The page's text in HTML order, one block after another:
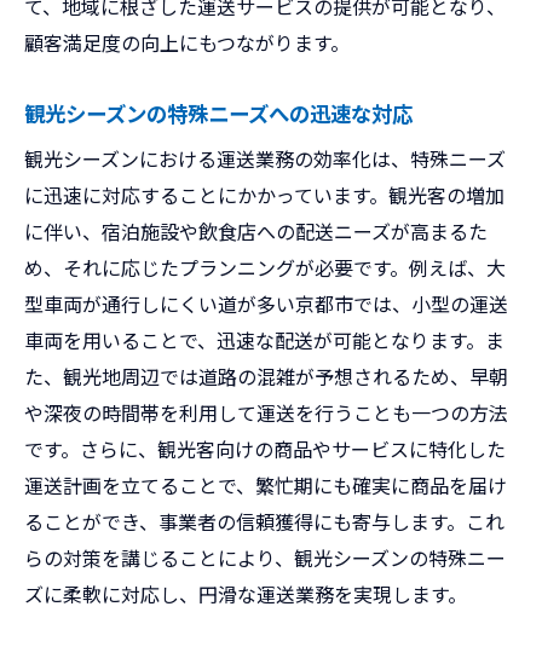
て、地域に根ざした運送サービスの提供が可能となり、
顧客満足度の向上にもつながります。
観光シーズンの特殊ニーズへの迅速な対応
観光シーズンにおける運送業務の効率化は、特殊ニーズ
に迅速に対応することにかかっています。観光客の増加
に伴い、宿泊施設や飲食店への配送ニーズが高まるた
め、それに応じたプランニングが必要です。例えば、大
型車両が通行しにくい道が多い京都市では、小型の運送
車両を用いることで、迅速な配送が可能となります。ま
た、観光地周辺では道路の混雑が予想されるため、早朝
や深夜の時間帯を利用して運送を行うことも一つの方法
です。さらに、観光客向けの商品やサービスに特化した
運送計画を立てることで、繁忙期にも確実に商品を届け
ることができ、事業者の信頼獲得にも寄与します。これ
らの対策を講じることにより、観光シーズンの特殊ニー
ズに柔軟に対応し、円滑な運送業務を実現します。